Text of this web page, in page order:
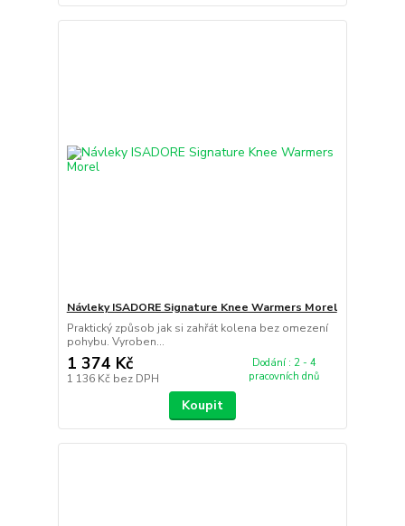
Návleky ISADORE Signature Knee Warmers Morel
Praktický způsob jak si zahřát kolena bez omezení
pohybu. Vyroben...
1 374 Kč
1 136 Kč bez DPH
Dodání : 2 - 4
pracovních dnů
Koupit